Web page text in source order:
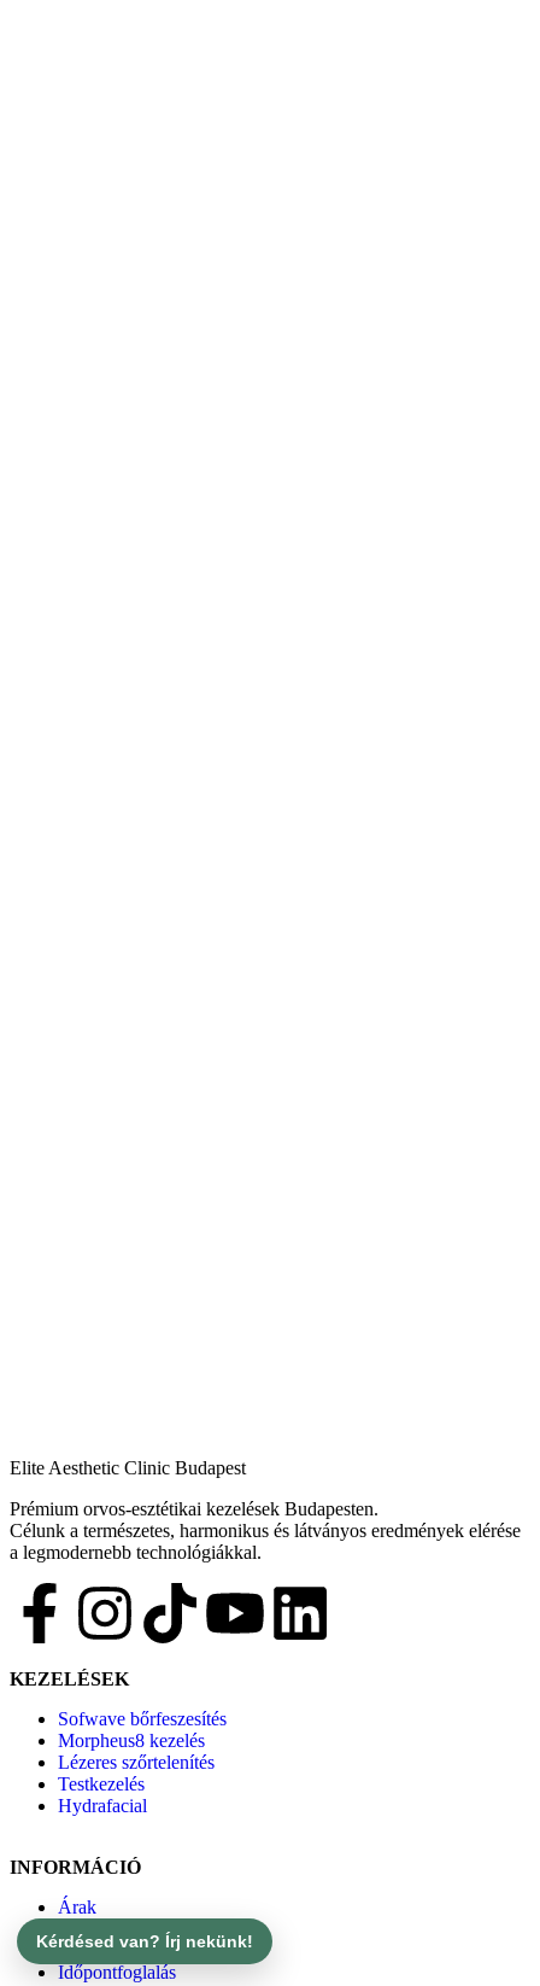
Elite Aesthetic Clinic Budapest
Prémium orvos-esztétikai kezelések Budapesten.
Célunk a természetes, harmonikus és látványos eredmények elérése
a legmodernebb technológiákkal.
KEZELÉSEK
Sofwave bőrfeszesítés
Morpheus8 kezelés
Lézeres szőrtelenítés
Testkezelés
Hydrafacial
INFORMÁCIÓ
Árak
Kapcsolat
Időpontfoglalás
Kérdésed van? Írj nekünk!